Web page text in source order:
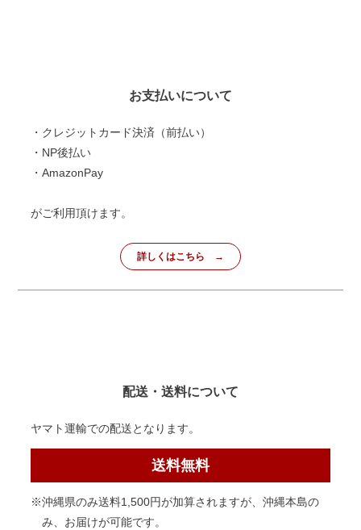
お支払いについて
・クレジットカード決済（前払い）
・NP後払い
・AmazonPay
がご利用頂けます。
詳しくはこちら
配送・送料について
ヤマト運輸での配送となります。
送料無料
※沖縄県のみ送料1,500円が加算されますが、沖縄本島の
み、お届けが可能です。